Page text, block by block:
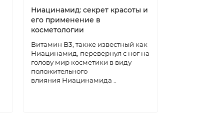
Ниацинамид: секрет красоты и
его применение в
косметологии
Витамин B3, также известный как
Ниацинамид, перевернул с ног на
голову мир косметики в виду
положительного
влияния Ниацинамида ..